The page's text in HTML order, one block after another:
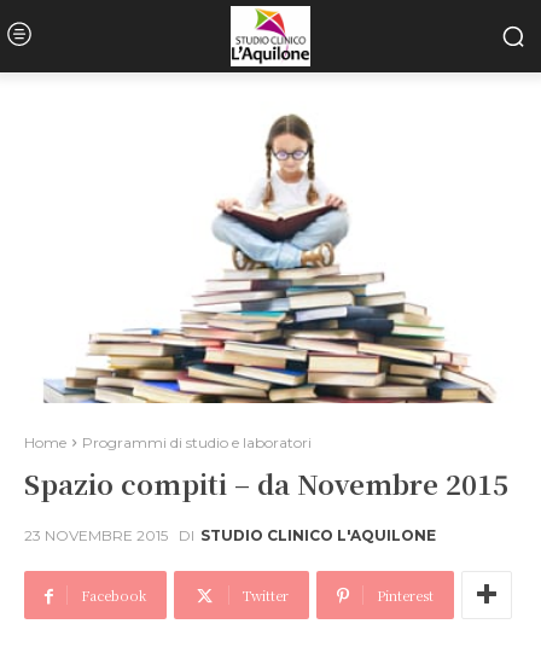
Home Programmi di studio e laboratori
Spazio compiti – da Novembre 2015
23 NOVEMBRE 2015 DI STUDIO CLINICO L'AQUILONE
Facebook Twitter Pinterest